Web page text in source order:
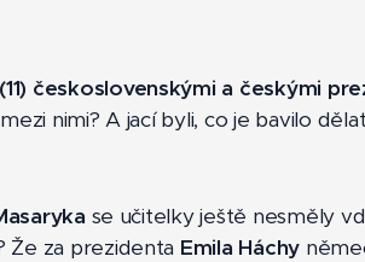
československými a českými
nimi? A jací byli, co je bavilo
se učitelky ještě nesměly
Že za prezidenta Emila Háchy